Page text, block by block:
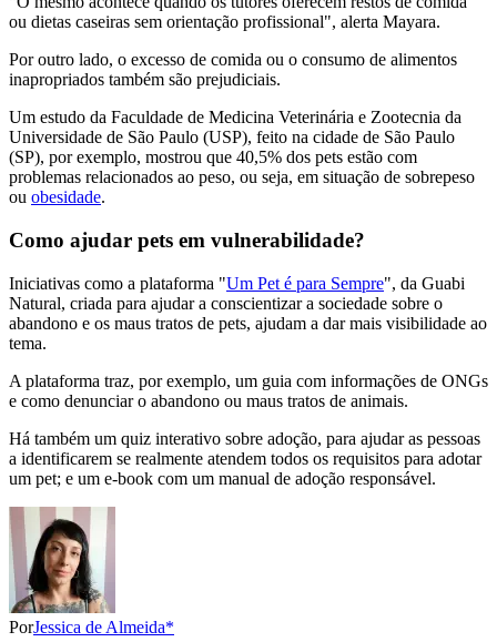
ou dietas caseiras sem orientação profissional", alerta Mayara.
Por outro lado, o excesso de comida ou o consumo de alimentos
inapropriados também são prejudiciais.
Um estudo da Faculdade de Medicina Veterinária e Zootecnia da
Universidade de São Paulo (USP), feito na cidade de São Paulo
(SP), por exemplo, mostrou que 40,5% dos pets estão com
problemas relacionados ao peso, ou seja, em situação de sobrepeso
ou obesidade.
Como ajudar pets em vulnerabilidade?
Iniciativas como a plataforma "Um Pet é para Sempre", da Guabi
Natural, criada para ajudar a conscientizar a sociedade sobre o
abandono e os maus tratos de pets, ajudam a dar mais visibilidade ao
tema.
A plataforma traz, por exemplo, um guia com informações de ONGs
e como denunciar o abandono ou maus tratos de animais.
Há também um quiz interativo sobre adoção, para ajudar as pessoas
a identificarem se realmente atendem todos os requisitos para adotar
um pet; e um e-book com um manual de adoção responsável.
PorJessica de Almeida*